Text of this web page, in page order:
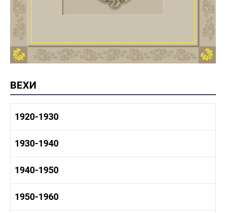
ВЕХИ
1920-1930
1920-1930 история
1920-1930 культура
1930-1940
1930-1940 история
1930-1940 культура
1940-1950
1940-1950 быт
1950-1960